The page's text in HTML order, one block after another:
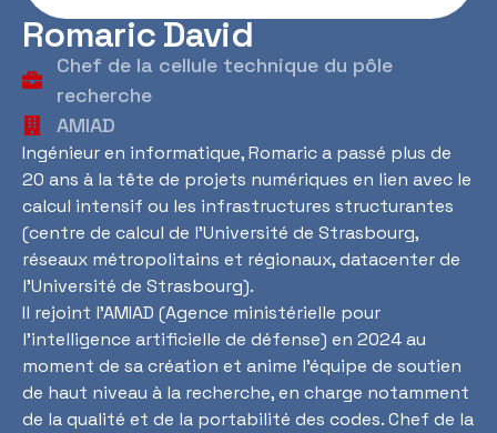
Romaric David
Chef de la cellule technique du pôle
recherche
AMIAD
Ingénieur en informatique, Romaric a passé plus de
20 ans à la tête de projets numériques en lien avec le
calcul intensif ou les infrastructures structurantes
(centre de calcul de l’Université de Strasbourg,
réseaux métropolitains et régionaux, datacenter de
l’Université de Strasbourg).
Il rejoint l’AMIAD (Agence ministérielle pour
l’intelligence artificielle de défense) en 2024 au
moment de sa création et anime l’équipe de soutien
de haut niveau à la recherche, en charge notamment
de la qualité et de la portabilité des codes. Chef de la